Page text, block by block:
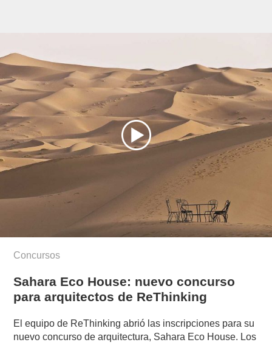
Concursos
Sahara Eco House: nuevo concurso
para arquitectos de ReThinking
El equipo de ReThinking abrió las inscripciones para su
nuevo concurso de arquitectura, Sahara Eco House. Los